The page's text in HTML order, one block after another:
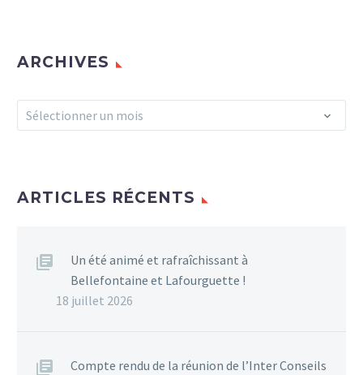
ARCHIVES
Archives
Sélectionner un mois
ARTICLES RÉCENTS
Un été animé et rafraîchissant à
Bellefontaine et Lafourguette !
18 juillet 2026
Compte rendu de la réunion de l’Inter Conseils